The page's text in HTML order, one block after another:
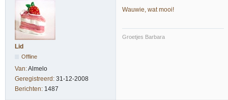
Lid
Offline
Van:Almelo
Geregistreerd: 31-12-2008
Berichten: 1487
Wauwie, wat mooi!
Groetjes Barbara